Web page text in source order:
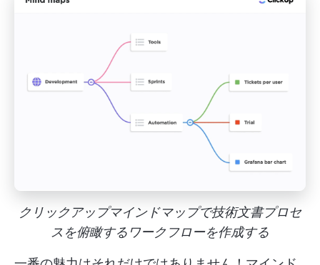
クリックアップマインドマップで技術文書プロセ
スを俯瞰するワークフローを作成する